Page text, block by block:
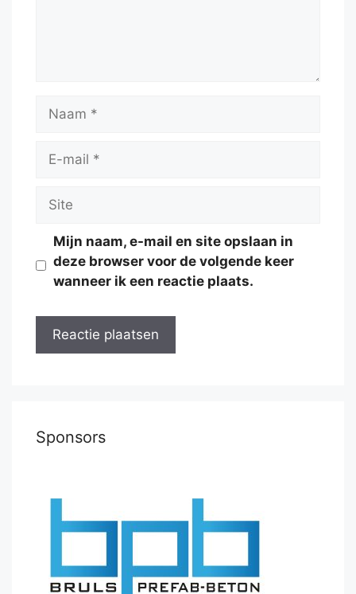
Naam
Site
Mijn naam, e-mail en site opslaan in
deze browser voor de volgende keer
wanneer ik een reactie plaats.
Sponsors